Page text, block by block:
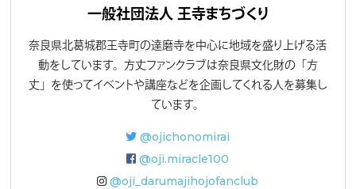
一般社団法人 王寺まちづくり
奈良県北葛城郡王寺町の達磨寺を中心に地域を盛り上げる活
動をしています。方丈ファンクラブは奈良県文化財の「方
丈」を使ってイベントや講座などを企画してくれる人を募集し
ています。
@ojichonomirai
@oji.miracle100
@oji_darumajihojofanclub